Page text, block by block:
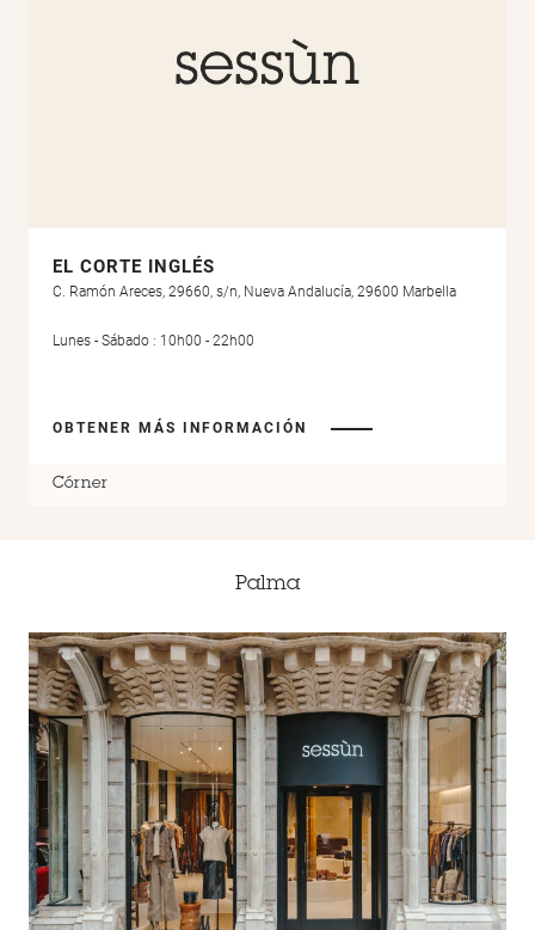
EL CORTE INGLÉS
C. Ramón Areces, 29660, s/n, Nueva Andalucía, 29600 Marbella
Lunes - Sábado : 10h00 - 22h00
OBTENER MÁS INFORMACIÓN
Córner
Palma